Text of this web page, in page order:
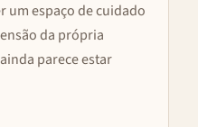
um espaço de cuidado
da própria
parece estar